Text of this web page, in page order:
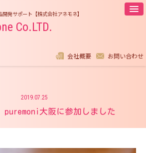
発サポート【株式会社アネモネ】
Co.LTD.
company profile
会社概要 contact
お問い合わせ
2019.07.25
puremoni大阪に参加しました